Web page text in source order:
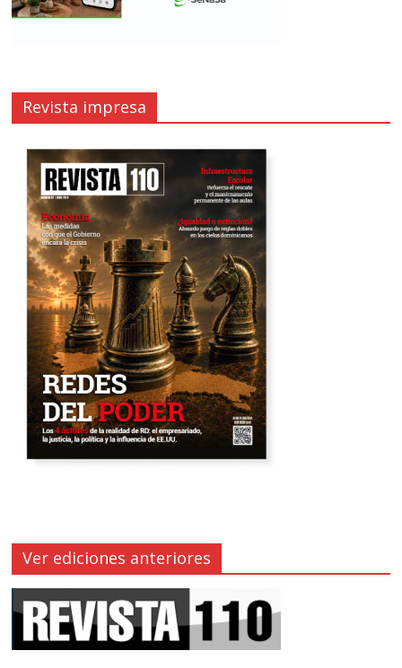
Revista impresa
Ver ediciones anteriores